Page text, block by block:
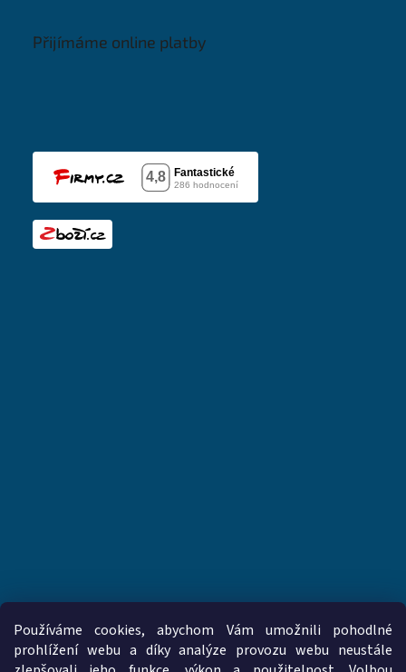
Používáme cookies, abychom Vám umožnili pohodlné
prohlížení webu a díky analýze provozu webu neustále
Přijímáme online platby